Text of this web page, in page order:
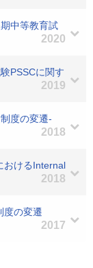
中等教育試
2020
PSSCに関す
2019
度の変遷-
2018
おけるInternal
2018
度の変遷
2017